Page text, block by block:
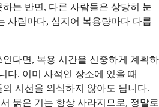
는 반면, 다른 사람들은 상당히 눈
사람마다, 심지어 복용량마다 다릅
다면, 복용 시간을 신중하게 계획하
다. 이미 사적인 장소에 있을 때
시선을 의식하지 않아도 됩니다.
붉은 기는 항상 사라지므로, 정말로